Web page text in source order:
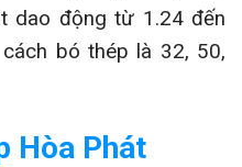
dao động từ 1.24 đến
bó thép là 32, 50,
Hòa Phát